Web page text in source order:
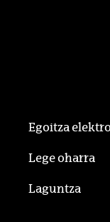
Egoitza
Lege oharra
Laguntza